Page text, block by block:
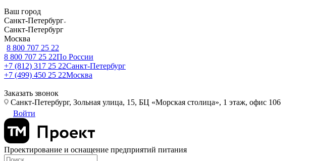
Ваш город
Санкт-Петербург
Санкт-Петербург
Москва
8 800 707 25 22
8 800 707 25 22По России
+7 (812) 317 25 22Санкт-Петербург
+7 (499) 450 25 22Москва
Заказать звонок
Санкт-Петербург, Зольная улица, 15, БЦ «Морская столица», 1 этаж, офис 106
Войти
Проектирование и оснащение предприятий питания